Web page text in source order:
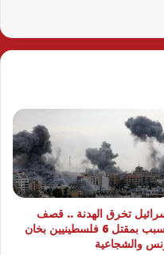
تخرق الهدنة .. قصف
يتسبب بمقتل 6 فلسطينيين بخان
والشجاعية